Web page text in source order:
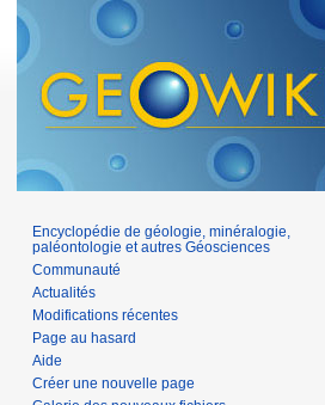
Encyclopédie de géologie, minéralogie,
paléontologie et autres Géosciences
Communauté
Actualités
Modifications récentes
Page au hasard
Aide
Créer une nouvelle page